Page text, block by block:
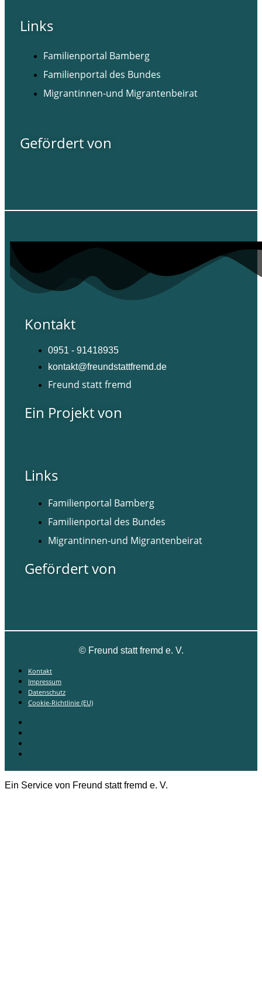
Links
Familienportal Bamberg
Familienportal des Bundes
Migrantinnen-und Migrantenbeirat
Gefördert von
Kontakt
0951 - 91418935
kontakt@freundstattfremd.de
Freund statt fremd
Ein Projekt von
Links
Familienportal Bamberg
Familienportal des Bundes
Migrantinnen-und Migrantenbeirat
Gefördert von
©Freund statt fremd e. V.
Kontakt
Impressum
Datenschutz
Cookie-Richtlinie (EU)
Ein Service von Freund statt fremd e. V.